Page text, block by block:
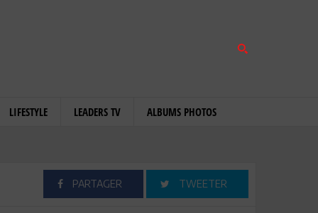
LIFESTYLE LEADERS TV ALBUMS PHOTOS
PARTAGER TWEETER